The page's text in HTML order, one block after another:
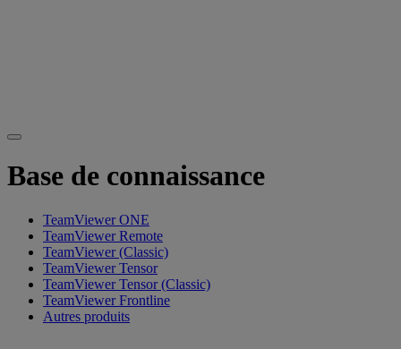
Base de connaissance
TeamViewer ONE
TeamViewer Remote
TeamViewer (Classic)
TeamViewer Tensor
TeamViewer Tensor (Classic)
TeamViewer Frontline
Autres produits